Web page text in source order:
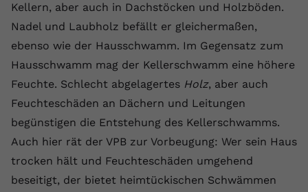
Kellern, aber auch in Dachstöcken und Holzböden.
Nadel und Laubholz befällt er gleichermaßen,
ebenso wie der Hausschwamm. Im Gegensatz zum
Hausschwamm mag der Kellerschwamm eine höhere
Feuchte. Schlecht abgelagertes Holz, aber auch
Feuchteschäden an Dächern und Leitungen
begünstigen die Entstehung des Kellerschwamms.
Auch hier rät der VPB zur Vorbeugung: Wer sein Haus
trocken hält und Feuchteschäden umgehend
beseitigt, der bietet heimtückischen Schwämmen
Videos von YouTube der Nutzer
gesehen hat.
Name yt.innertube::nextId
Anbieter Youtube.com
Laufzeit Session
Zweck
Dieser von YouTube gesetzte Cookie
registriert eine eindeutige ID, um
Daten darüber zu speichern, welche